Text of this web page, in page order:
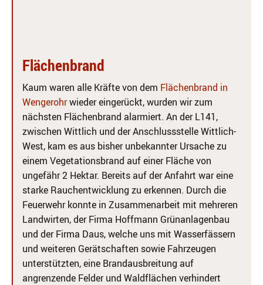
Flächenbrand
Kaum waren alle Kräfte von dem Flächenbrand in
Wengerohrwieder eingerückt, wurden wir zum
nächsten Flächenbrand alarmiert. An der L141,
zwischen Wittlich und der Anschlussstelle Wittlich-
West, kam es aus bisher unbekannter Ursache zu
einem Vegetationsbrand auf einer Fläche von
ungefähr 2 Hektar. Bereits auf der Anfahrt war eine
starke Rauchentwicklung zu erkennen. Durch die
Feuerwehr konnte in Zusammenarbeit mit mehreren
Landwirten, der Firma Hoffmann Grünanlagenbau
und der Firma Daus, welche uns mit Wasserfässern
und weiteren Gerätschaften sowie Fahrzeugen
unterstützten, eine Brandausbreitung auf
angrenzende Felder und Waldflächen verhindert